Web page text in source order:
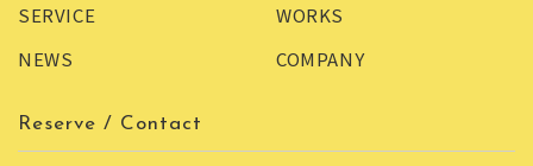
SERVICE
WORKS
NEWS
COMPANY
Reserve / Contact